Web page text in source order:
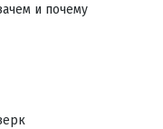
и почему